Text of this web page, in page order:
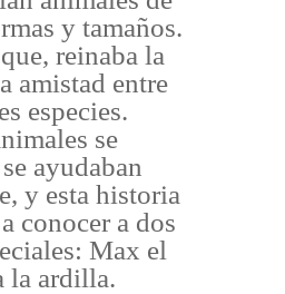
y tamaños.
reinaba la
amistad entre
especies.
se
ayudaban
y esta historia
conocer a dos
Max el
la ardilla.